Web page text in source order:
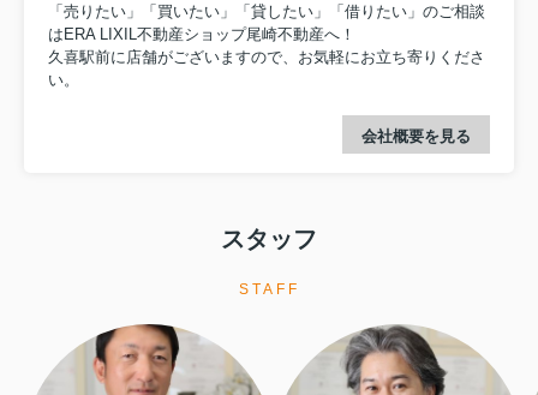
「売りたい」「買いたい」「貸したい」「借りたい」のご相談
はERA LIXIL不動産ショップ尾崎不動産へ！
久喜駅前に店舗がございますので、お気軽にお立ち寄りくださ
い。
会社概要を見る
スタッフ
STAFF